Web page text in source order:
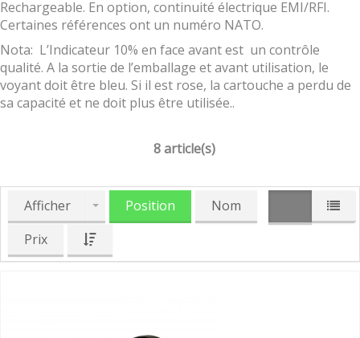
Rechargeable. En option, continuité électrique EMI/RFI.
Certaines références ont un numéro NATO.
Nota: L’Indicateur 10% en face avant est un contrôle
qualité. A la sortie de l’emballage et avant utilisation, le
voyant doit être bleu. Si il est rose, la cartouche a perdu de
sa capacité et ne doit plus être utilisée..
8 article(s)
Afficher Position
Nom
Prix